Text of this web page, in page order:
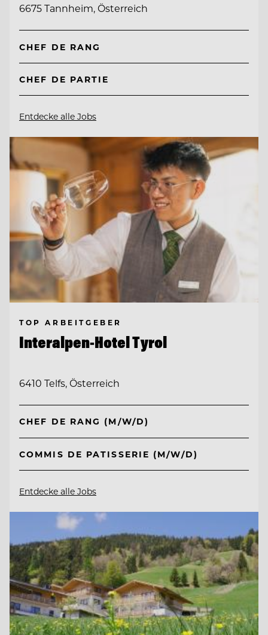
6675 Tannheim, Österreich
CHEF DE RANG
CHEF DE PARTIE
Entdecke alle Jobs
TOP ARBEITGEBER
Interalpen-Hotel Tyrol
6410 Telfs, Österreich
CHEF DE RANG (M/W/D)
COMMIS DE PATISSERIE (M/W/D)
Entdecke alle Jobs